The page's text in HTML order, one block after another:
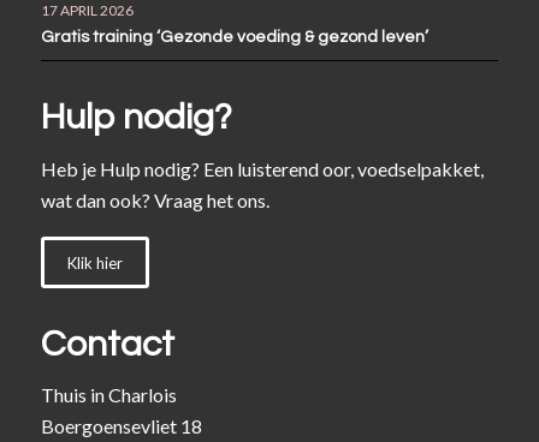
17 APRIL 2026
Gratis training ‘Gezonde voeding & gezond leven’
Hulp nodig?
Heb je Hulp nodig? Een luisterend oor, voedselpakket,
wat dan ook? Vraag het ons.
Klik hier
Contact
Thuis in Charlois
Boergoensevliet 18